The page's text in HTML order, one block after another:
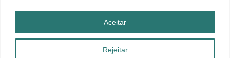
Rejeitar
Aceitar